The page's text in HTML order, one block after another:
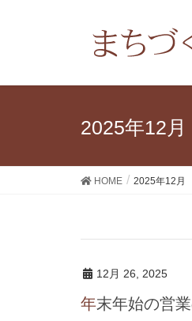
2025年12月
HOME 2025年12月
12月 26, 2025
年末年始の